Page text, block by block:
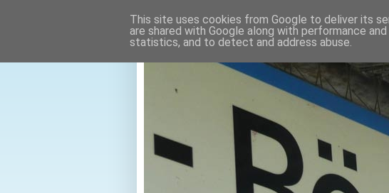
This site uses cookies from Google to deliver its
are shared with Google along with performance
statistics, and to detect and address abuse.